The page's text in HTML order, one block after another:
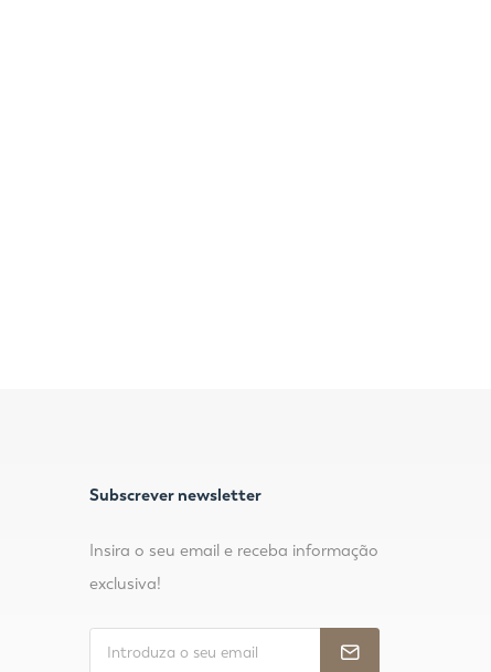
Subscrever newsletter
Insira o seu email e receba informação
exclusiva!